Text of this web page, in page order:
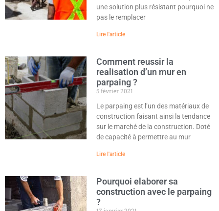
une solution plus résistant pourquoi ne
pas le remplacer
Lire l'article
Comment reussir la
realisation d’un mur en
parpaing ?
5 février 2021
Le parpaing est l’un des matériaux de
construction faisant ainsi la tendance
sur le marché de la construction. Doté
de capacité à permettre au mur
Lire l'article
Pourquoi elaborer sa
construction avec le parpaing
?